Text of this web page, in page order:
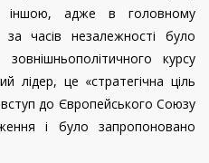
іншою, адже в головному
часів незалежності було
курсу
лідер, це «стратегічна ціль
до Європейського Союзу
і було запропоновано